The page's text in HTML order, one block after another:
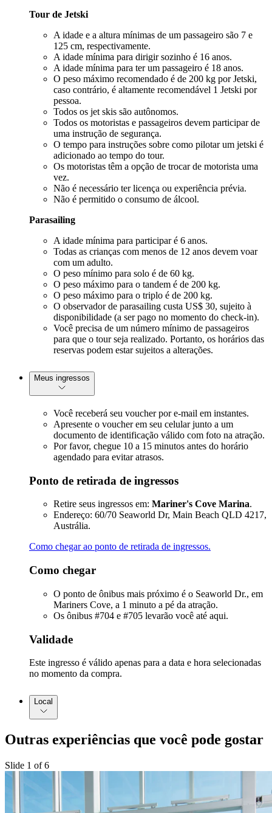
Tour de Jetski
A idade e a altura mínimas de um passageiro são 7 e
125 cm, respectivamente.
A idade mínima para dirigir sozinho é 16 anos.
A idade mínima para ter um passageiro é 18 anos.
O peso máximo recomendado é de 200 kg por Jetski,
caso contrário, é altamente recomendável 1 Jetski por
pessoa.
Todos os jet skis são autônomos.
Todos os motoristas e passageiros devem participar de
uma instrução de segurança.
O tempo para instruções sobre como pilotar um jetski é
adicionado ao tempo do tour.
Os motoristas têm a opção de trocar de motorista uma
vez.
Não é necessário ter licença ou experiência prévia.
Não é permitido o consumo de álcool.
Parasailing
A idade mínima para participar é 6 anos.
Todas as crianças com menos de 12 anos devem voar
com um adulto.
O peso mínimo para solo é de 60 kg.
O peso máximo para o tandem é de 200 kg.
O peso máximo para o triplo é de 200 kg.
O observador de parasailing custa US$ 30, sujeito à
disponibilidade (a ser pago no momento do check-in).
Você precisa de um número mínimo de passageiros
para que o tour seja realizado. Portanto, os horários das
reservas podem estar sujeitos a alterações.
Meus ingressos
Você receberá seu voucher por e-mail em instantes.
Apresente o voucher em seu celular junto a um
documento de identificação válido com foto na atração.
Por favor, chegue 10 a 15 minutos antes do horário
agendado para evitar atrasos.
Ponto de retirada de ingressos
Retire seus ingressos em: Mariner's Cove Marina.
Endereço: 60/70 Seaworld Dr, Main Beach QLD 4217,
Austrália.
Como chegar ao ponto de retirada de ingressos.
Como chegar
O ponto de ônibus mais próximo é o Seaworld Dr., em
Mariners Cove, a 1 minuto a pé da atração.
Os ônibus #704 e #705 levarão você até aqui.
Validade
Este ingresso é válido apenas para a data e hora selecionadas
no momento da compra.
Local
Outras experiências que você pode gostar
Slide 1 of 6